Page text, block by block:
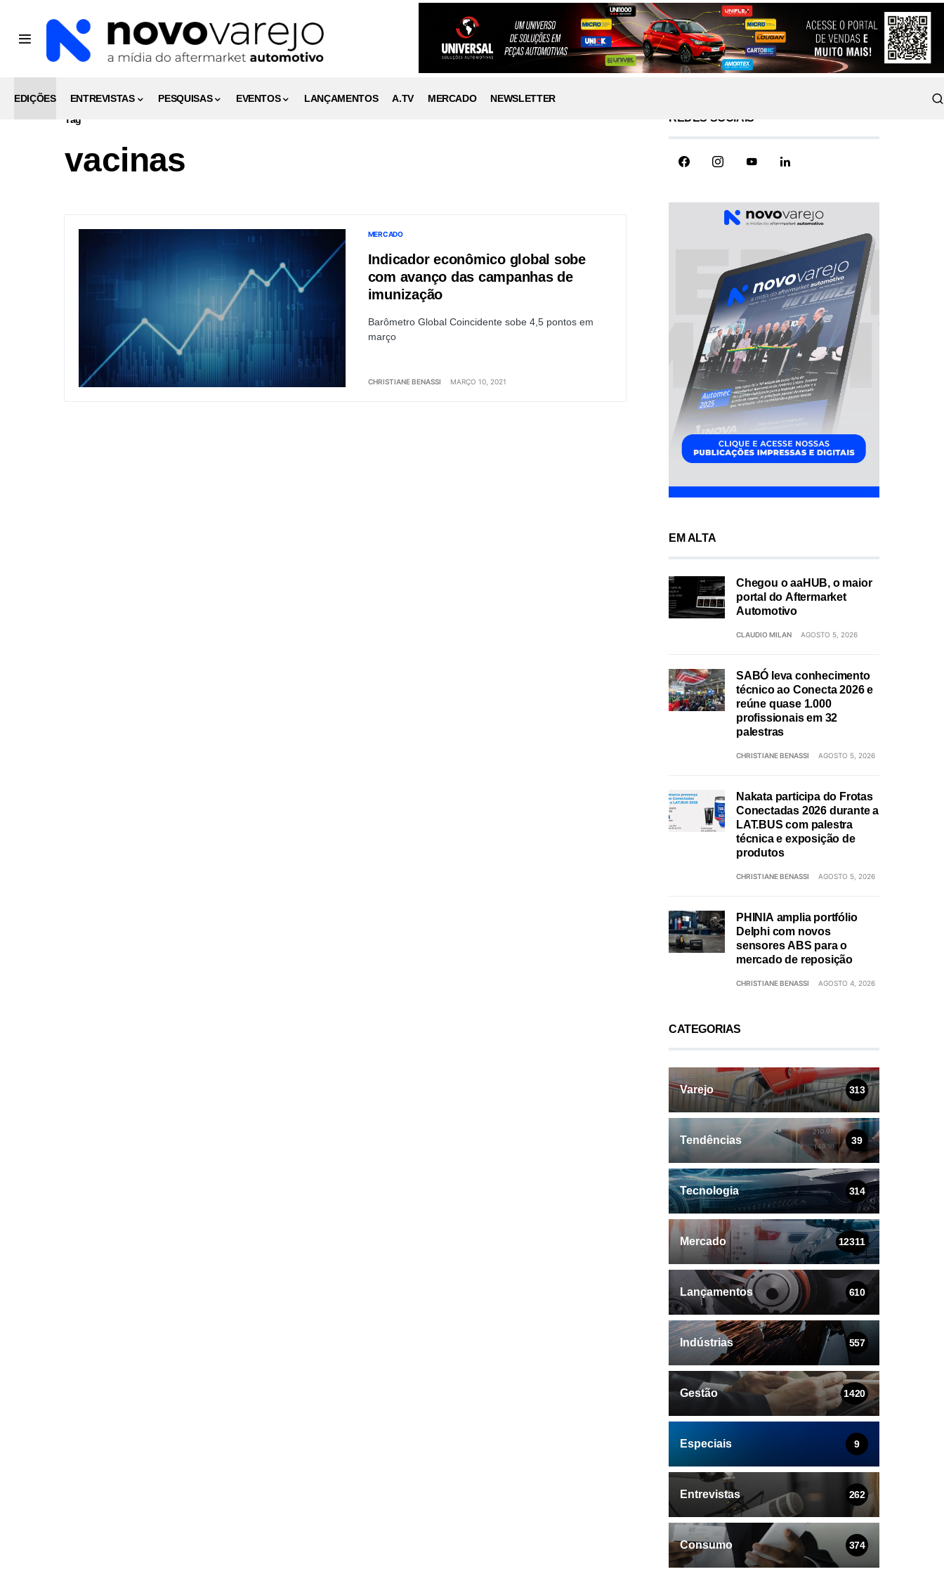
EDIÇÕES ENTREVISTAS PESQUISAS EVENTOS LANÇAMENTOS A.TV MERCADO
NEWSLETTER
Tag
vacinas
MERCADO
Indicador econômico global sobe
com avanço das campanhas de
imunização
Barômetro Global Coincidente sobe 4,5 pontos em
março
CHRISTIANE BENASSI MARÇO 10, 2021
REDES SOCIAIS
EM ALTA
Chegou o aaHUB, o maior
portal do Aftermarket
Automotivo
CLAUDIO MILAN AGOSTO 5, 2026
SABÓ leva conhecimento
técnico ao Conecta 2026 e
reúne quase 1.000
profissionais em 32
palestras
CHRISTIANE BENASSI AGOSTO 5, 2026
Nakata participa do Frotas
Conectadas 2026 durante a
LAT.BUS com palestra
técnica e exposição de
produtos
CHRISTIANE BENASSI AGOSTO 5, 2026
PHINIA amplia portfólio
Delphi com novos
sensores ABS para o
mercado de reposição
CHRISTIANE BENASSI AGOSTO 4, 2026
CATEGORIAS
Varejo 313
Tendências 39
Tecnologia 314
Mercado 12311
Lançamentos 610
Indústrias 557
Gestão 1420
Especiais 9
Entrevistas 262
Consumo 374